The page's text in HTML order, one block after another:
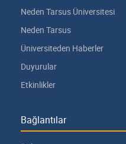
Neden Tarsus Üniversitesi
Neden Tarsus
Üniversiteden Haberler
Duyurular
Etkinlikler
Bağlantılar